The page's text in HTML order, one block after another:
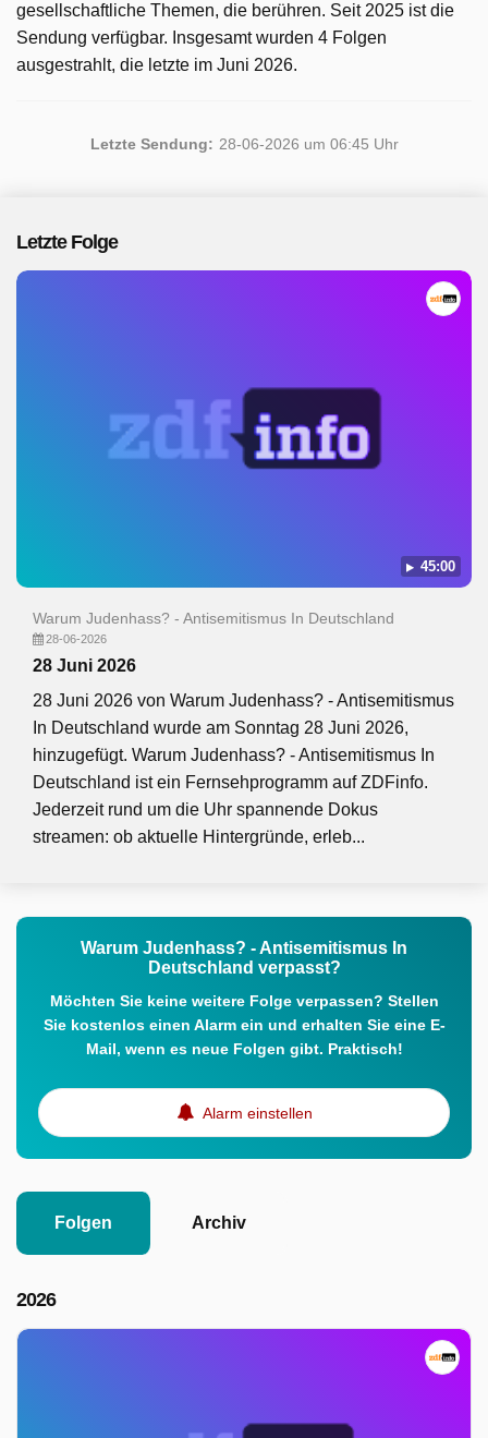
gesellschaftliche Themen, die berühren. Seit 2025 ist die
Sendung verfügbar. Insgesamt wurden 4 Folgen
ausgestrahlt, die letzte im Juni 2026.
Letzte Sendung: 28-06-2026 um 06:45 Uhr
Letzte Folge
45:00
Warum Judenhass? - Antisemitismus In Deutschland
28-06-2026
28 Juni 2026
28 Juni 2026 von Warum Judenhass? - Antisemitismus
In Deutschland wurde am Sonntag 28 Juni 2026,
hinzugefügt. Warum Judenhass? - Antisemitismus In
Deutschland ist ein Fernsehprogramm auf ZDFinfo.
Jederzeit rund um die Uhr spannende Dokus
streamen: ob aktuelle Hintergründe, erleb...
Warum Judenhass? - Antisemitismus In
Deutschland verpasst?
Möchten Sie keine weitere Folge verpassen? Stellen
Sie kostenlos einen Alarm ein und erhalten Sie eine E-
Mail, wenn es neue Folgen gibt. Praktisch!
Alarm einstellen
Folgen Archiv
2026